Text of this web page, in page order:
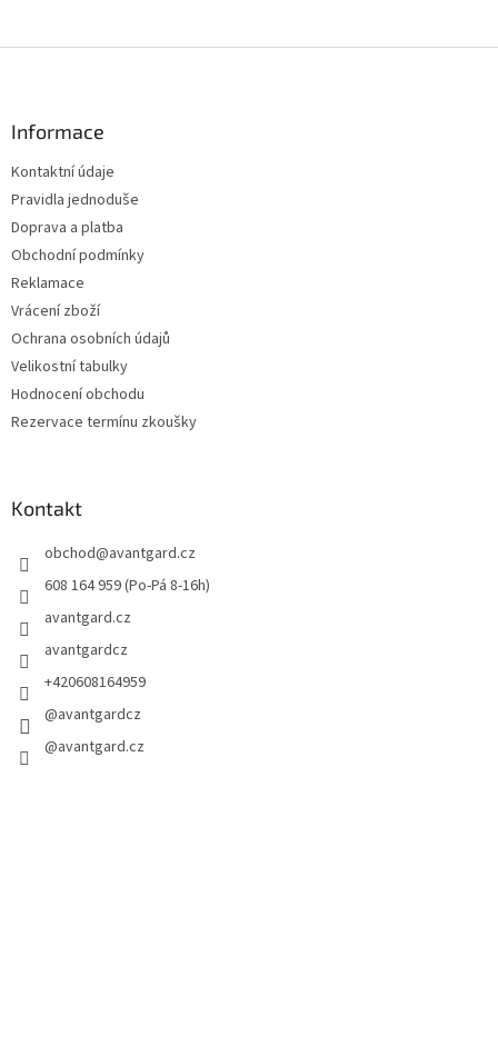
Informace
Kontaktní údaje
Pravidla jednoduše
Doprava a platba
Obchodní podmínky
Reklamace
Vrácení zboží
Ochrana osobních údajů
Velikostní tabulky
Hodnocení obchodu
Rezervace termínu zkoušky
Kontakt
obchod@avantgard.cz
608 164 959 (Po-Pá 8-16h)
avantgard.cz
avantgardcz
+420608164959
@avantgardcz
@avantgard.cz